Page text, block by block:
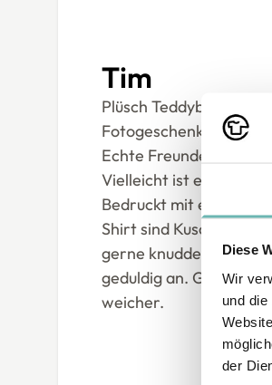
Diese
Wir
und
der
Tim
Plüsch Teddybär mit
Fotogeschenk für die
Echte Freunde sind
Vielleicht ist ein
Bedruckt mit einem
Shirt sind Kuscheltiere
gerne knuddeln und
geduldig an. Genau
weicher.